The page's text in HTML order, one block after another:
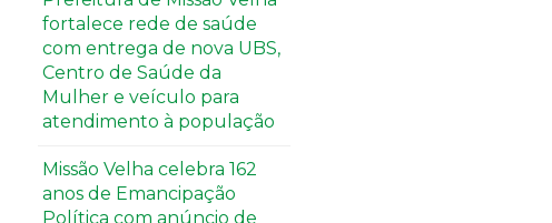
fortalece rede de saúde
com entrega de nova UBS,
Centro de Saúde da
Mulher e veículo para
atendimento à população
Missão Velha celebra 162
anos de Emancipação
Política com anúncio de